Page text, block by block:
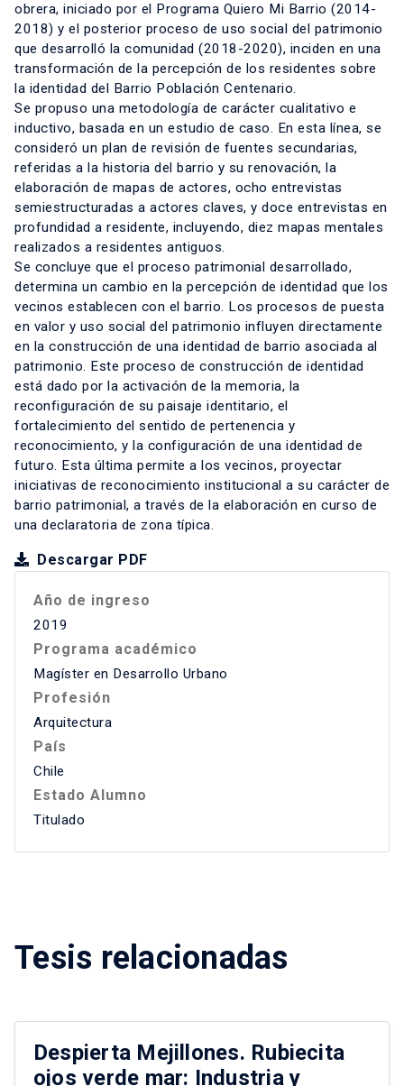
obrera, iniciado por el Programa Quiero Mi Barrio (2014-
2018) y el posterior proceso de uso social del patrimonio
que desarrolló la comunidad (2018-2020), inciden en una
transformación de la percepción de los residentes sobre
la identidad del Barrio Población Centenario.
Se propuso una metodología de carácter cualitativo e
inductivo, basada en un estudio de caso. En esta línea, se
consideró un plan de revisión de fuentes secundarias,
referidas a la historia del barrio y su renovación, la
elaboración de mapas de actores, ocho entrevistas
semiestructuradas a actores claves, y doce entrevistas en
profundidad a residente, incluyendo, diez mapas mentales
realizados a residentes antiguos.
Se concluye que el proceso patrimonial desarrollado,
determina un cambio en la percepción de identidad que los
vecinos establecen con el barrio. Los procesos de puesta
en valor y uso social del patrimonio influyen directamente
en la construcción de una identidad de barrio asociada al
patrimonio. Este proceso de construcción de identidad
está dado por la activación de la memoria, la
reconfiguración de su paisaje identitario, el
fortalecimiento del sentido de pertenencia y
reconocimiento, y la configuración de una identidad de
futuro. Esta última permite a los vecinos, proyectar
iniciativas de reconocimiento institucional a su carácter de
barrio patrimonial, a través de la elaboración en curso de
una declaratoria de zona típica.
Descargar PDF
Año de ingreso
2019
Programa académico
Magíster en Desarrollo Urbano
Profesión
Arquitectura
País
Chile
Estado Alumno
Titulado
Tesis relacionadas
Despierta Mejillones. Rubiecita
ojos verde mar: Industria y